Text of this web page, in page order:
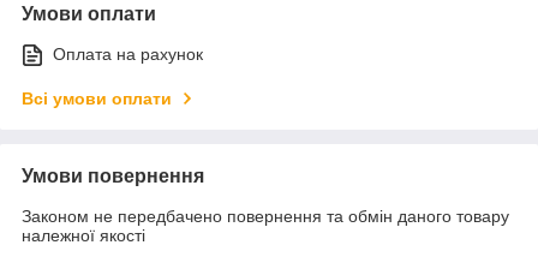
Умови оплати
Оплата на рахунок
Всі умови оплати
Умови повернення
Законом не передбачено повернення та обмін даного товару
належної якості